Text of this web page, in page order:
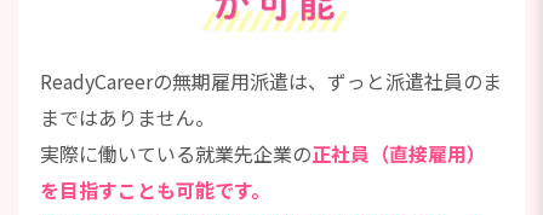
ReadyCareerの無期雇用派遣は、ずっと派遣社員のま
まではありません。
実際に働いている就業先企業の正社員（直接雇用）
を目指すことも可能です。